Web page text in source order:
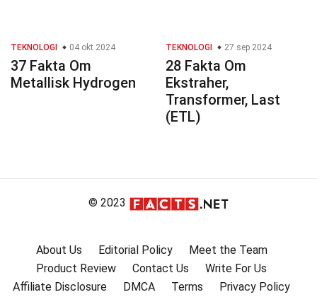
TEKNOLOGI 04 okt 2024
37 Fakta Om
Metallisk Hydrogen
TEKNOLOGI 27 sep 2024
28 Fakta Om
Ekstraher,
Transformer, Last
(ETL)
© 2023
About Us Editorial Policy
Meet the Team
Product Review
Contact Us
Write For Us
Affiliate Disclosure
DMCA Terms
Privacy Policy